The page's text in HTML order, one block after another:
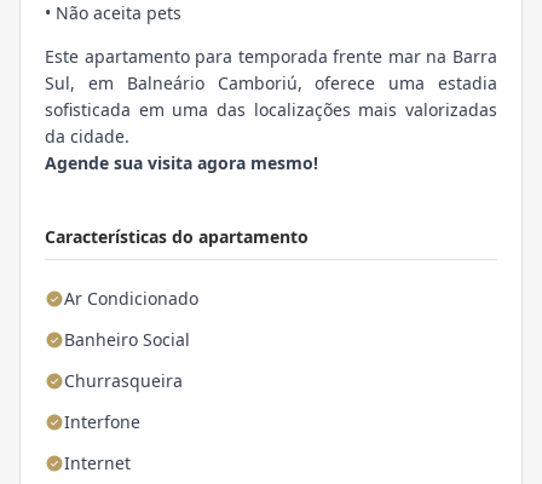
Características do apartamento
Ar Condicionado
Banheiro Social
Churrasqueira
Interfone
Internet
• Não aceita pets
Este apartamento para temporada frente mar na Barra
Sul, em Balneário Camboriú, oferece uma estadia
sofisticada em uma das localizações mais valorizadas
da cidade.
Agende sua visita agora mesmo!